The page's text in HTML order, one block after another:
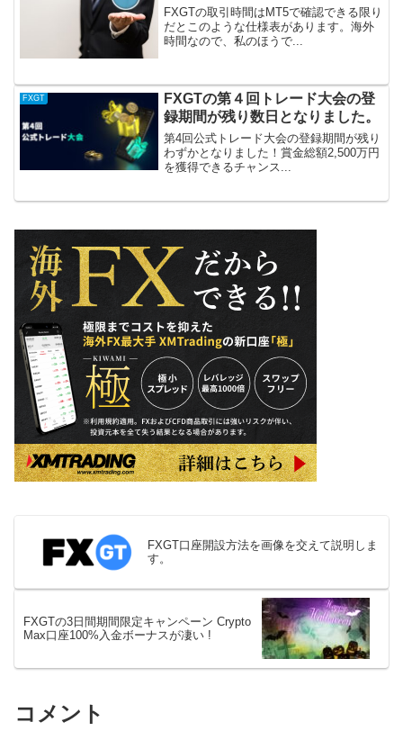
FXGTの取引時間はMT5で確認できる限り
だとこのような仕様表があります。海外
時間なので、私のほうで...
FXGT
FXGTの第４回トレード大会の登
録期間が残り数日となりました。
第4回公式トレード大会の登録期間が残り
わずかとなりました！賞金総額2,500万円
を獲得できるチャンス...
FXGT口座開設方法を画像を交えて説明しま
す。
FXGTの3日間期間限定キャンペーン Crypto
Max口座100%入金ボーナスが凄い !
コメント